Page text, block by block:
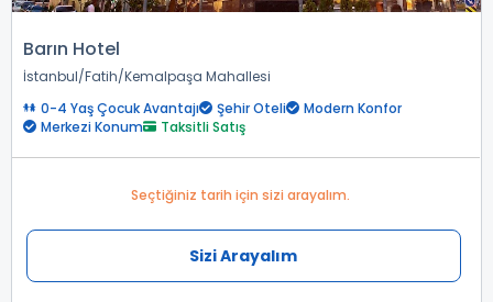
Barın Hotel
İstanbul Fatih Kemalpaşa Mahallesi
0-4 Yaş Çocuk Avantajı
Şehir Oteli
Modern Konfor
Merkezi Konum
Taksitli Satış
Seçtiğiniz tarih için sizi arayalım.
Sizi Arayalım